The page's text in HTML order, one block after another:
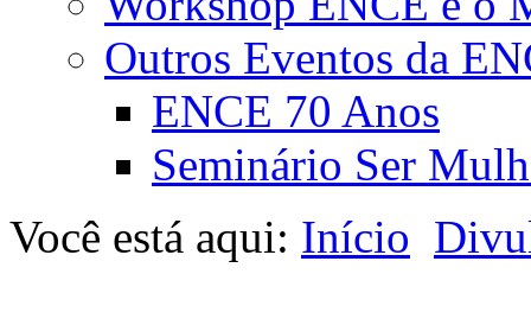
Outros Eventos da
ENCE 70 Anos
Seminário Ser
Você está aqui: Início